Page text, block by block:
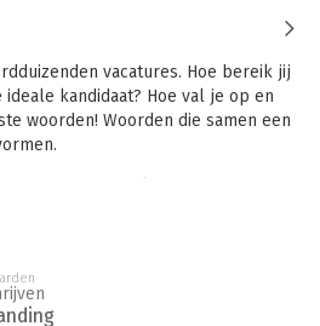
vacatures. Hoe bereik jij
kandidaat? Hoe val je op en
woorden! Woorden die samen een
én leuker. Het boek is
meer recruiters, intercedenten, hr-